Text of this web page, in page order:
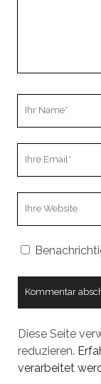
Diese Seite
reduzieren.
verarbeitet